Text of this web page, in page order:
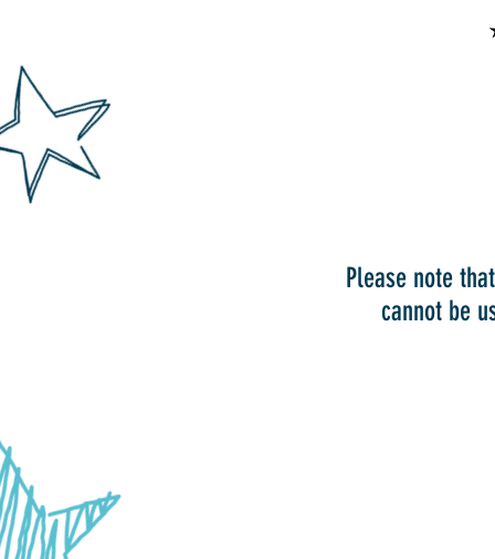
Please note
cannot be